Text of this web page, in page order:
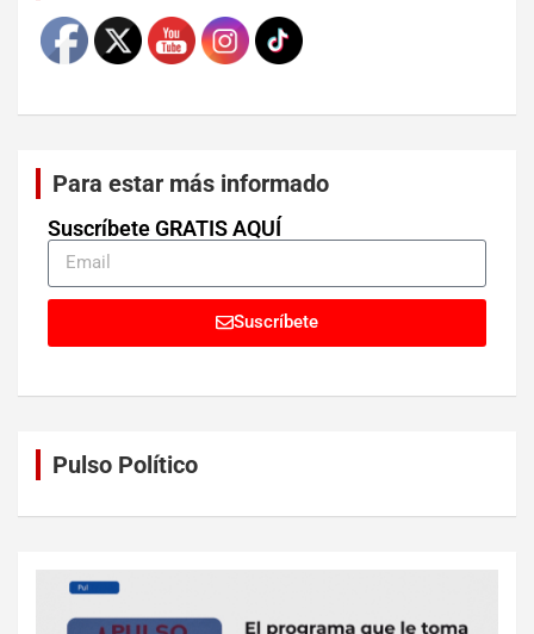
Para estar más informado
Suscríbete GRATIS AQUÍ
Suscríbete
Pulso Político